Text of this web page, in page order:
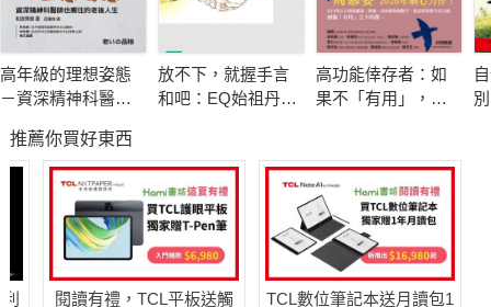
｛形象管理｝
管理外在形象，從身體、聲音、裝扮3面向改造氣場
投資自己，花錢在自己身上，學習成長替自己增值
｛質感連結｝
人際關係也要換季，與人好好相處的關鍵方法
《打造氣場》是一本鼓勵人們發現並找出內在氣場的書。對於那
高年級的理想姿態
－資深精神科醫師
放不下，就握手言
和吧：EQ始祖丹尼
高功能倖存者：如
果不「有用」，我
推薦你買好東西
閱讀有禮，TCL平板送觸
TCL數位筆記本送月讀包1